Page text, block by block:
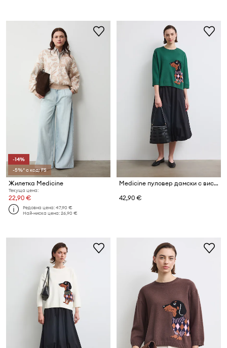
-14%
-5%* с код: FS
Жилетка Medicine
Текуща цена:
22,90 €
Редовна цена:47,90 €
Най-ниска цена:26,90 €
Medicine пуловер дамски с вискоза
42,90 €